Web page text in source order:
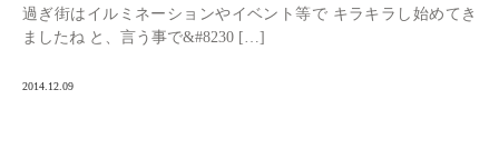
過ぎ街はイルミネーションやイベント等で キラキラし始めてき
ましたね と、言う事で&#8230 […]
2014.12.09